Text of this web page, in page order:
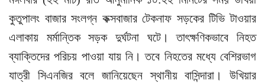
কুতুপালং বাজার সংলগ্ন কক্সবাজার টেকনাফ সড়কের টিভি টাওয়ার
এলাকায় মর্মান্তিক সড়ক দুর্ঘটনা ঘটে। তাৎক্ষণিকভাবে নিহত
ব্যাক্তিদের পরিচয় পাওয়া যায় নি। তবে নিহতের মধ্যে বেশিরভাগ
যাত্রী সিএনজির বলে জানিয়েছেন স্থানীয় বাসিন্দারা। উখিয়ার